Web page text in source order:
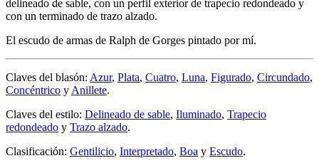
delineado de sable, con un perfil exterior de trapecio redondeado y
con un terminado de trazo alzado.
El escudo de armas de Ralph de Gorges pintado por mí.
Claves del blasón: Azur, Plata, Cuatro, Luna, Figurado, Circundado,
Concéntrico y Anillete.
Claves del estilo: Delineado de sable, Iluminado, Trapecio
redondeado y Trazo alzado.
Clasificación: Gentilicio, Interpretado, Boa y Escudo.